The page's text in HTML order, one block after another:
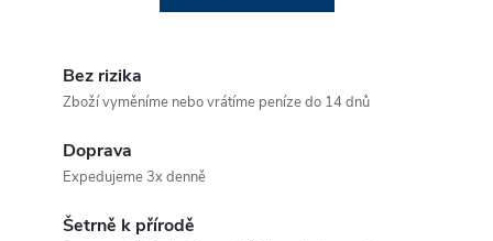
Bez rizika
Zboží vyměníme nebo vrátíme peníze do 14 dnů
Doprava
Expedujeme 3x denně
Šetrně k přírodě